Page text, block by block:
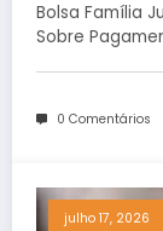
Bolsa Família
Sobre
0 Comentários
julho 17, 2026